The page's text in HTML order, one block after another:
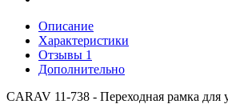
Описание
Характеристики
Отзывы 1
Дополнительно
CARAV 11-738 - Переходная рамка